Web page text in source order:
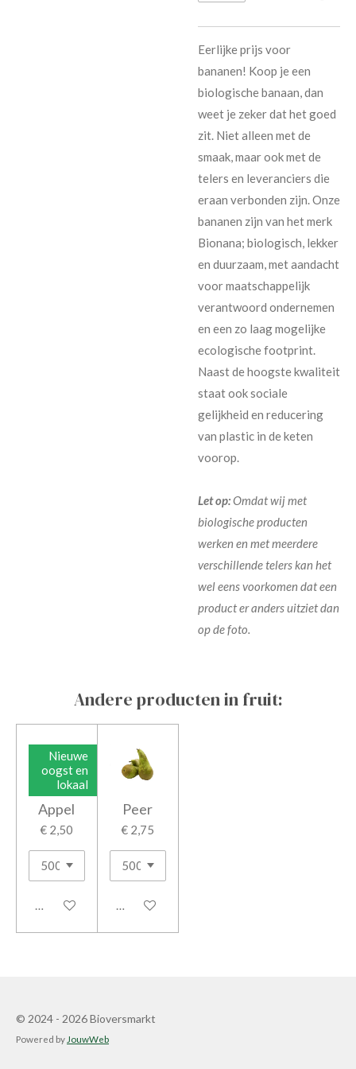
Eerlijke prijs voor
bananen! Koop je een
biologische banaan, dan
weet je zeker dat het goed
zit. Niet alleen met de
smaak, maar ook met de
telers en leveranciers die
eraan verbonden zijn. Onze
bananen zijn van het merk
Bionana; biologisch, lekker
en duurzaam, met aandacht
voor maatschappelijk
verantwoord ondernemen
en een zo laag mogelijke
ecologische footprint.
Naast de hoogste kwaliteit
staat ook sociale
gelijkheid en reducering
van plastic in de keten
voorop.
Let op:Omdat wij met
biologische producten
werken en met meerdere
verschillende telers kan het
wel eens voorkomen dat een
product er anders uitziet dan
op de foto.
Andere producten in fruit:
Nieuwe
oogst en
lokaal
Appel
€ 2,50
In winkelwagen
Peer
€ 2,75
In winkelwagen
© 2024 - 2026 Bioversmarkt
Powered by JouwWeb